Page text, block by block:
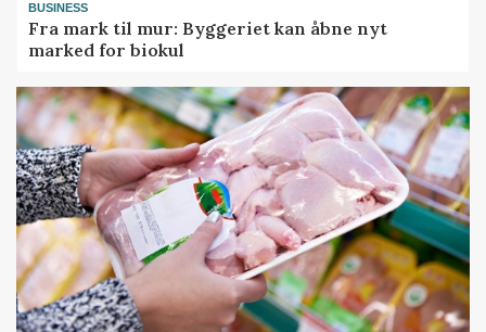
BUSINESS
Fra mark til mur: Byggeriet kan åbne nyt
marked for biokul